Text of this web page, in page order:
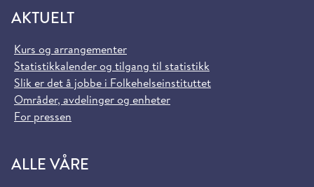
AKTUELT
Kurs og arrangementer
Statistikkalender og tilgang til statistikk
Slik er det å jobbe i Folkehelseinstituttet
Områder, avdelinger og enheter
For pressen
ALLE VÅRE